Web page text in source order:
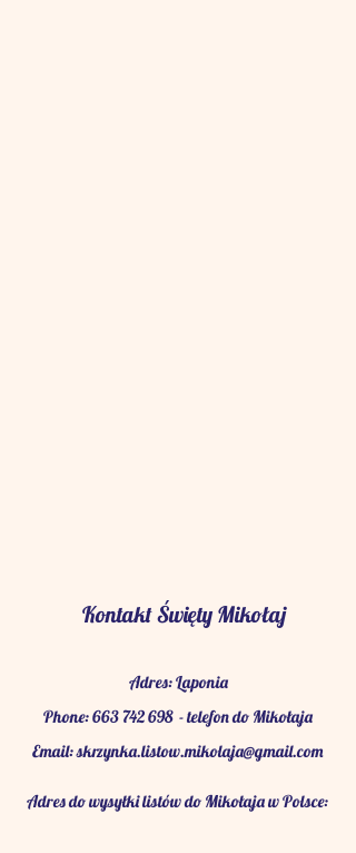
Kontakt Święty Mikołaj
Adres: Laponia
Phone:663 742 698- telefon do Mikołaja
Email:skrzynka.listow.mikolaja@gmail.com
Adres do wysyłki listów do Mikołaja w Polsce: